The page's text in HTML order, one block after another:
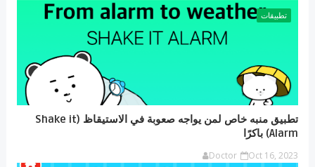
تطبيقات
تطبيق منبه خاص لمن يواجه صعوبة في الاستيقاظ (Shake it
Alarm) باكرًا
Doctor Oct 16, 2023